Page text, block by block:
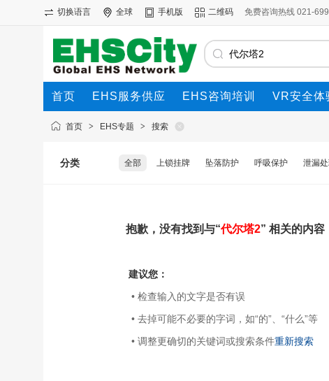
切换语言 全球 手机版 二维码 免费咨询热线 021-
首页 EHS服务供应 EHS咨询培训 VR安全体
首页 > EHS专题 > 搜索
分类 全部 上锁挂牌 坠落防护 呼吸保护 泄漏
抱歉，没有找到与“代尔塔2” 相关的内容
建议您：
• 检查输入的文字是否有误
• 去掉可能不必要的字词，如“的”、“什么”等
• 调整更确切的关键词或搜索条件重新搜索